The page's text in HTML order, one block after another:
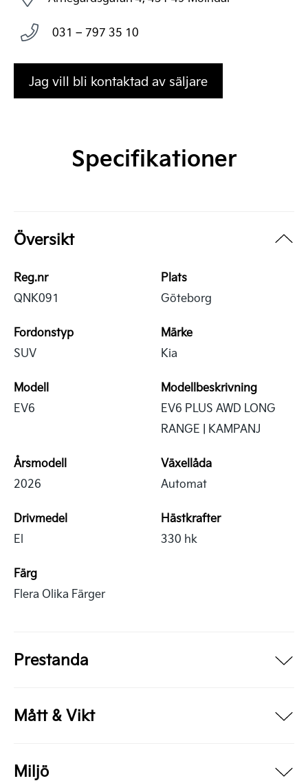
031 – 797 35 10
Jag vill bli kontaktad av säljare
Specifikationer
Översikt
Reg.nr
QNK091
Plats
Göteborg
Fordonstyp
SUV
Märke
Kia
Modell
EV6
Modellbeskrivning
EV6 PLUS AWD LONG
RANGE | KAMPANJ
Årsmodell
2026
Växellåda
Automat
Drivmedel
El
Hästkrafter
330 hk
Färg
Flera Olika Färger
Prestanda
Mått & Vikt
Miljö